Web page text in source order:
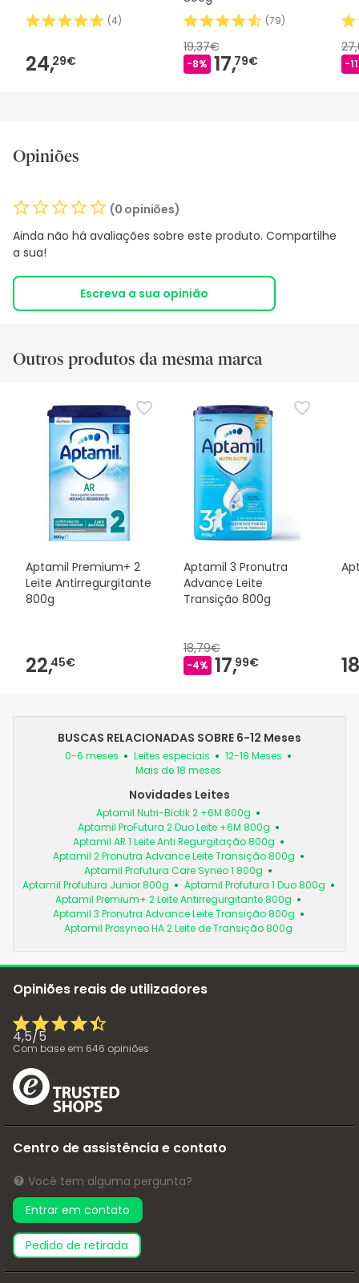
(4)
24,29€
(79)
19,37€
-8% 17,79€ -
Opiniões
(0 opiniões)
Ainda não há avaliações sobre este produto. Compartilhe
a sua!
Escreva a sua opinião
Outros produtos da mesma marca
Aptamil Premium+ 2
Leite Antirregurgitante
800g
22,45€
Aptamil 3 Pronutra
Advance Leite
Transição 800g
18,79€
-4% 17,99€
BUSCAS RELACIONADAS SOBRE 6-12 Meses
0-6 meses Leites especiais
12-18 Meses
Mais de 18 meses
Novidades Leites
Aptamil Nutri-Biotik 2 +6M 800g
Aptamil ProFutura 2 Duo Leite +6M 800g
Aptamil AR 1 Leite Anti Regurgitação 800g
Aptamil 2 Pronutra Advance Leite Transição 800g
Aptamil Profutura Care Syneo 1 800g
Aptamil Profutura Junior 800g
Aptamil Profutura 1 Duo 800g
Aptamil Premium+ 2 Leite Antirregurgitante 800g
Aptamil 3 Pronutra Advance Leite Transição 800g
Aptamil Prosyneo HA 2 Leite de Transição 800g
Opiniões reais de utilizadores
4,5/5
Com base em 646 opiniões
Centro de assistência e contato
Você tem alguma pergunta?
Entrar em contato
pedido de retirada